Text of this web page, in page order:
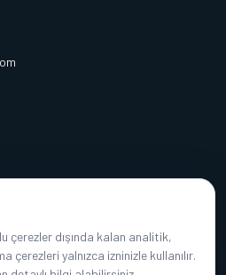
çerezler dışında kalan analitik,
çerezleri yalnızca izninizle kullanılır.